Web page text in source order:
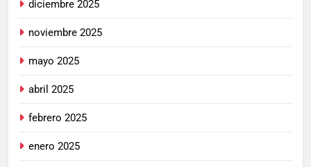
diciembre 2025
noviembre 2025
mayo 2025
abril 2025
febrero 2025
enero 2025